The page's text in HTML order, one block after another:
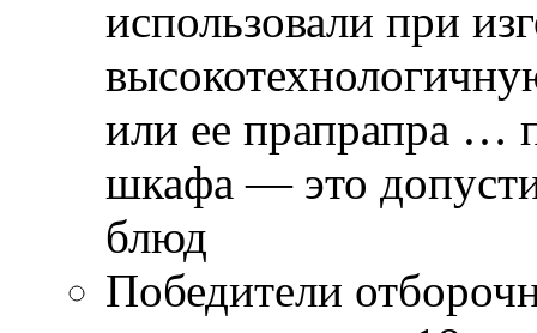
использовали при
или ее прапрапра …
шкафа — это
блюд
Победители